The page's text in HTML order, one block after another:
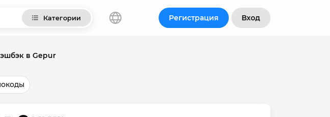
Категории Регистрация Вход
в Gepur